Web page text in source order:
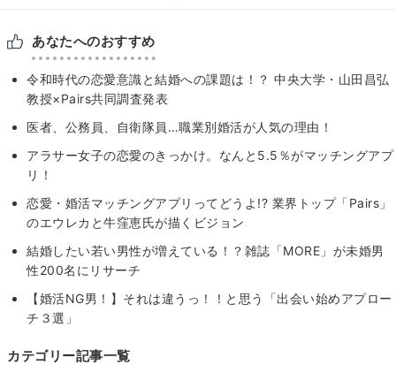
あなたへのおすすめ
令和時代の恋愛意識と結婚への課題は！？ 中央大学・山田昌弘
教授×Pairs共同調査発表
医者、公務員、自衛隊員…職業別婚活が人気の理由！
アラサー女子の恋愛のきっかけ。なんと5.5％がマッチングアプ
リ！
恋愛・婚活マッチングアプリってどうよ!? 業界トップ「Pairs」
のエウレカと牛窪恵氏が描くビジョン
結婚したい若い男性が増えている！？雑誌「MORE」が未婚男
性200名にリサーチ
【婚活NG男！】それは違うっ！！と思う「出会い始めアプロー
チ３選」
カテゴリー記事一覧